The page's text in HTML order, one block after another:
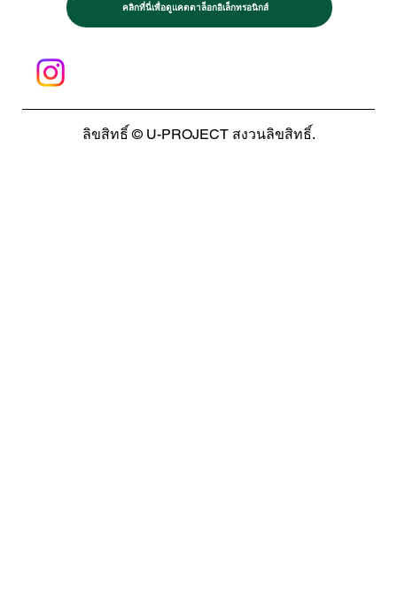
คลิกที่นี่เพื่อดูแคตตาล็อกอิเล็กทรอนิกส์
ลิขสิทธิ์ © U-PROJECT สงวนลิขสิทธิ์.